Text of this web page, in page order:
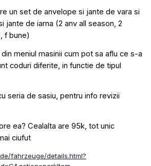
un set de anvelope si jante de vara si
jante de iarna (2 anv all season, 2
f bune)
meniul masinii cum pot sa aflu ce s-a
coduri diferite, in functie de tipul
seria de sasiu, pentru info revizii
ea? Cealalta are 95k, tot unic
ciufut
fahrzeuge/details.html?